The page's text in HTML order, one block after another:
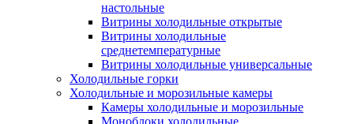
настольные
Витрины холодильные открытые
Витрины холодильные
среднетемпературные
Витрины холодильные универсальные
Холодильные горки
Холодильные и морозильные камеры
Камеры холодильные и морозильные
Моноблоки холодильные